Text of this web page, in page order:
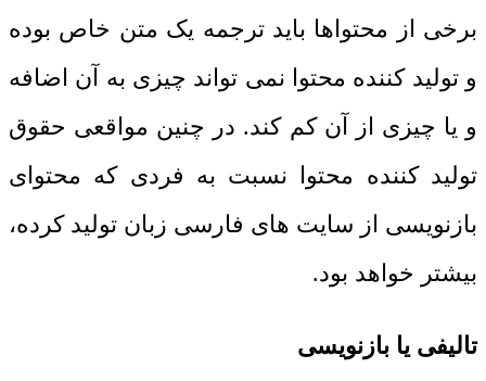
برخی از محتواها باید ترجمه یک متن خاص بوده
و تولید کننده محتوا نمی تواند چیزی به آن اضافه
و یا چیزی از آن کم کند. در چنین مواقعی حقوق
تولید کننده محتوا نسبت به فردی که محتوای
بازنویسی از سایت های فارسی زبان تولید کرده،
بیشتر خواهد بود.
تالیفی یا بازنویسی